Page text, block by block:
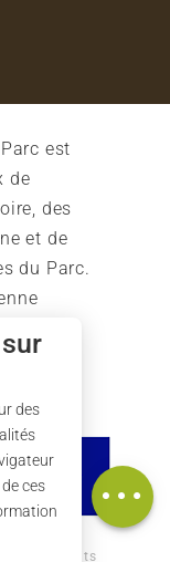
Horaires
Carte
est
de
des
et de
du Parc.
Parc.
Crédits
des
ces